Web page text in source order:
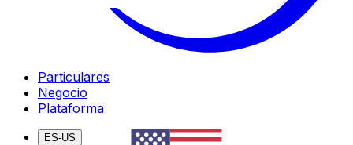
Particulares
Negocio
Plataforma
ES-US